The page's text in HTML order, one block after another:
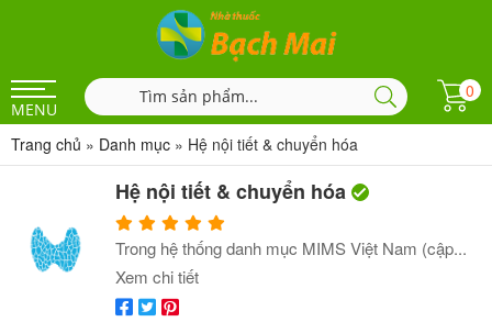
MENU
0
Trang chủ » Danh mục » Hệ nội tiết & chuyển hóa
Hệ nội tiết & chuyển hóa
Trong hệ thống danh mục MIMS Việt Nam (cập...
Xem chi tiết